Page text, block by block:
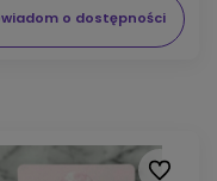
o dostępności
Do